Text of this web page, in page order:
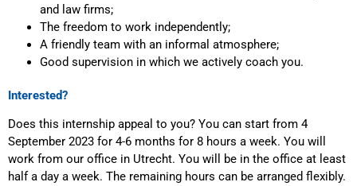
and law firms;
The freedom to work independently;
A friendly team with an informal atmosphere;
Good supervision in which we actively coach you.
Interested?
Does this internship appeal to you? You can start from 4
September 2023 for 4-6 months for 8 hours a week. You will
work from our office in Utrecht. You will be in the office at least
half a day a week. The remaining hours can be arranged flexibly.